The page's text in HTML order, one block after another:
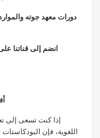
دورات معهد جوته والموارد
انضم إلى قناتنا
إذا كنت تسعى إلى
اللغوية، فإن